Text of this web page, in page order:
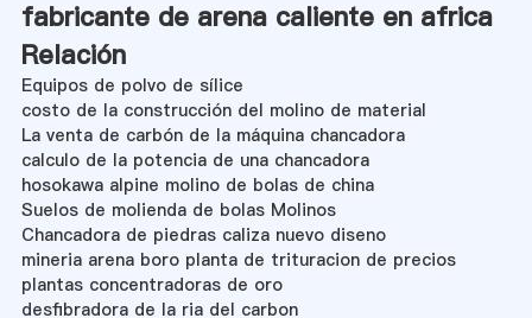
fabricante de arena caliente en africa
Relación
Equipos de polvo de sílice
costo de la construcción del molino de material
La venta de carbón de la máquina chancadora
calculo de la potencia de una chancadora
hosokawa alpine molino de bolas de china
Suelos de molienda de bolas Molinos
Chancadora de piedras caliza nuevo diseno
mineria arena boro planta de trituracion de precios
plantas concentradoras de oro
desfibradora de la ria del carbon